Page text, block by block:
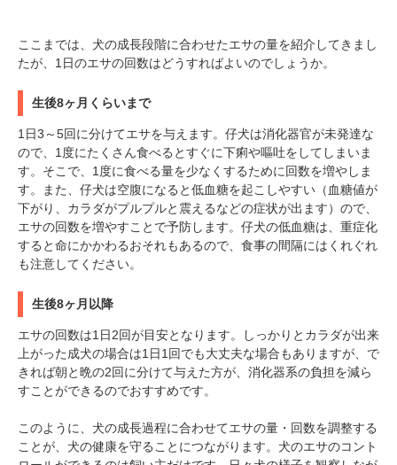
ここまでは、犬の成長段階に合わせたエサの量を紹介してきまし
たが、1日のエサの回数はどうすればよいのでしょうか。
生後8ヶ月くらいまで
1日3～5回に分けてエサを与えます。仔犬は消化器官が未発達な
ので、1度にたくさん食べるとすぐに下痢や嘔吐をしてしまいま
す。そこで、1度に食べる量を少なくするために回数を増やしま
す。また、仔犬は空腹になると低血糖を起こしやすい（血糖値が
下がり、カラダがプルプルと震えるなどの症状が出ます）ので、
エサの回数を増やすことで予防します。仔犬の低血糖は、重症化
すると命にかかわるおそれもあるので、食事の間隔にはくれぐれ
も注意してください。
生後8ヶ月以降
エサの回数は1日2回が目安となります。しっかりとカラダが出来
上がった成犬の場合は1日1回でも大丈夫な場合もありますが、で
きれば朝と晩の2回に分けて与えた方が、消化器系の負担を減ら
すことができるのでおすすめです。
このように、犬の成長過程に合わせてエサの量・回数を調整する
ことが、犬の健康を守ることにつながります。犬のエサのコント